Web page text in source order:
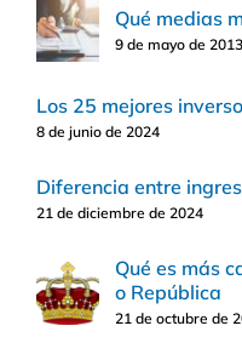
Qué medias
9 de mayo de 2013
Los 25 mejores
8 de junio de 2024
Diferencia entre
21 de diciembre de 2024
Qué es más
o República
21 de octubre de